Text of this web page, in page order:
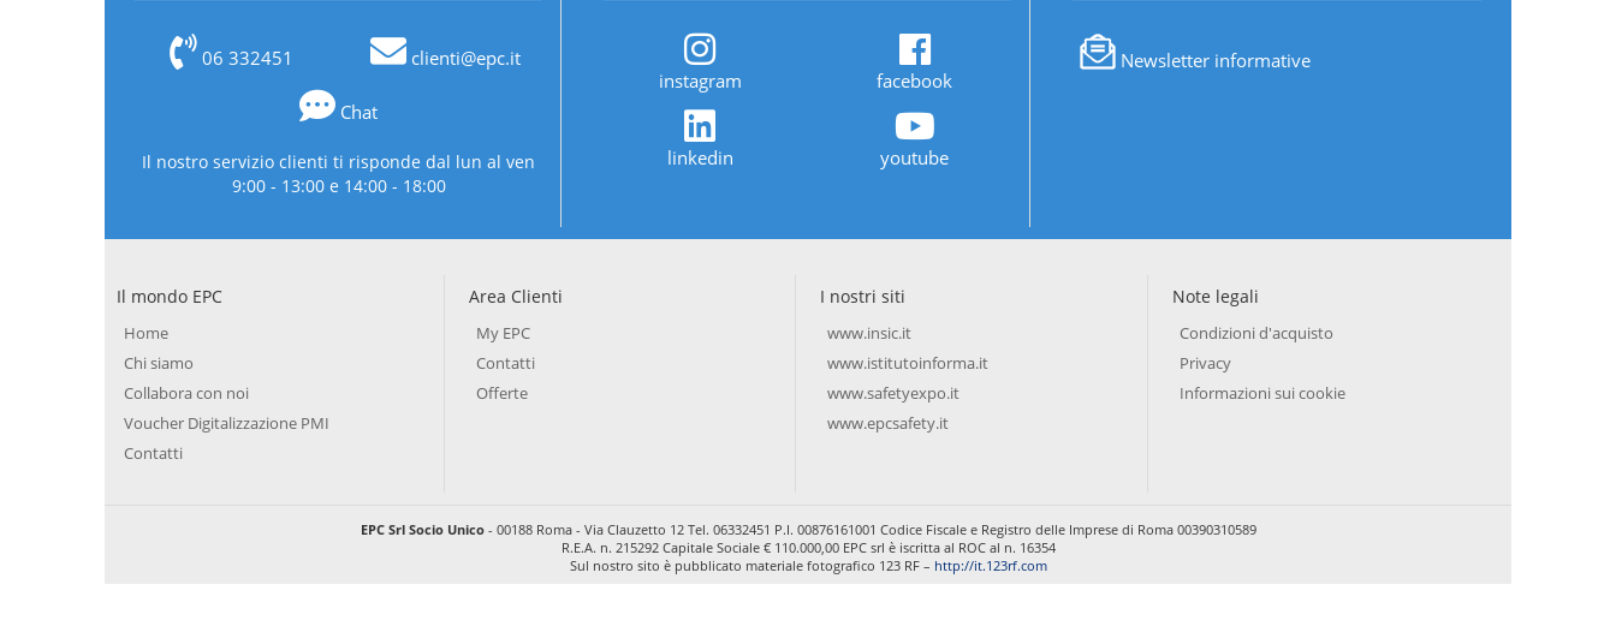
06 332451 clienti@epc.it
Chat
Il nostro servizio clienti ti risponde dal lun al ven
9:00 - 13:00 e 14:00 - 18:00
instagram facebook
linkedin youtube
Newsletter informative
Il mondo EPC
Home
Chi siamo
Collabora con noi
Voucher Digitalizzazione PMI
Contatti
Area Clienti
My EPC
Contatti
Offerte
I nostri siti
www.insic.it
www.istitutoinforma.it
www.safetyexpo.it
www.epcsafety.it
Note legali
Condizioni d'acquisto
Privacy
Informazioni sui cookie
EPC Srl Socio Unico- 00188 Roma - Via Clauzetto 12 Tel. 06332451 P.I. 00876161001 Codice Fiscale e Registro delle Imprese di Roma 00390310589
R.E.A. n. 215292 Capitale Sociale € 110.000,00 EPC srl è iscritta al ROC al n. 16354
Sul nostro sito è pubblicato materiale fotografico 123 RF – http://it.123rf.com